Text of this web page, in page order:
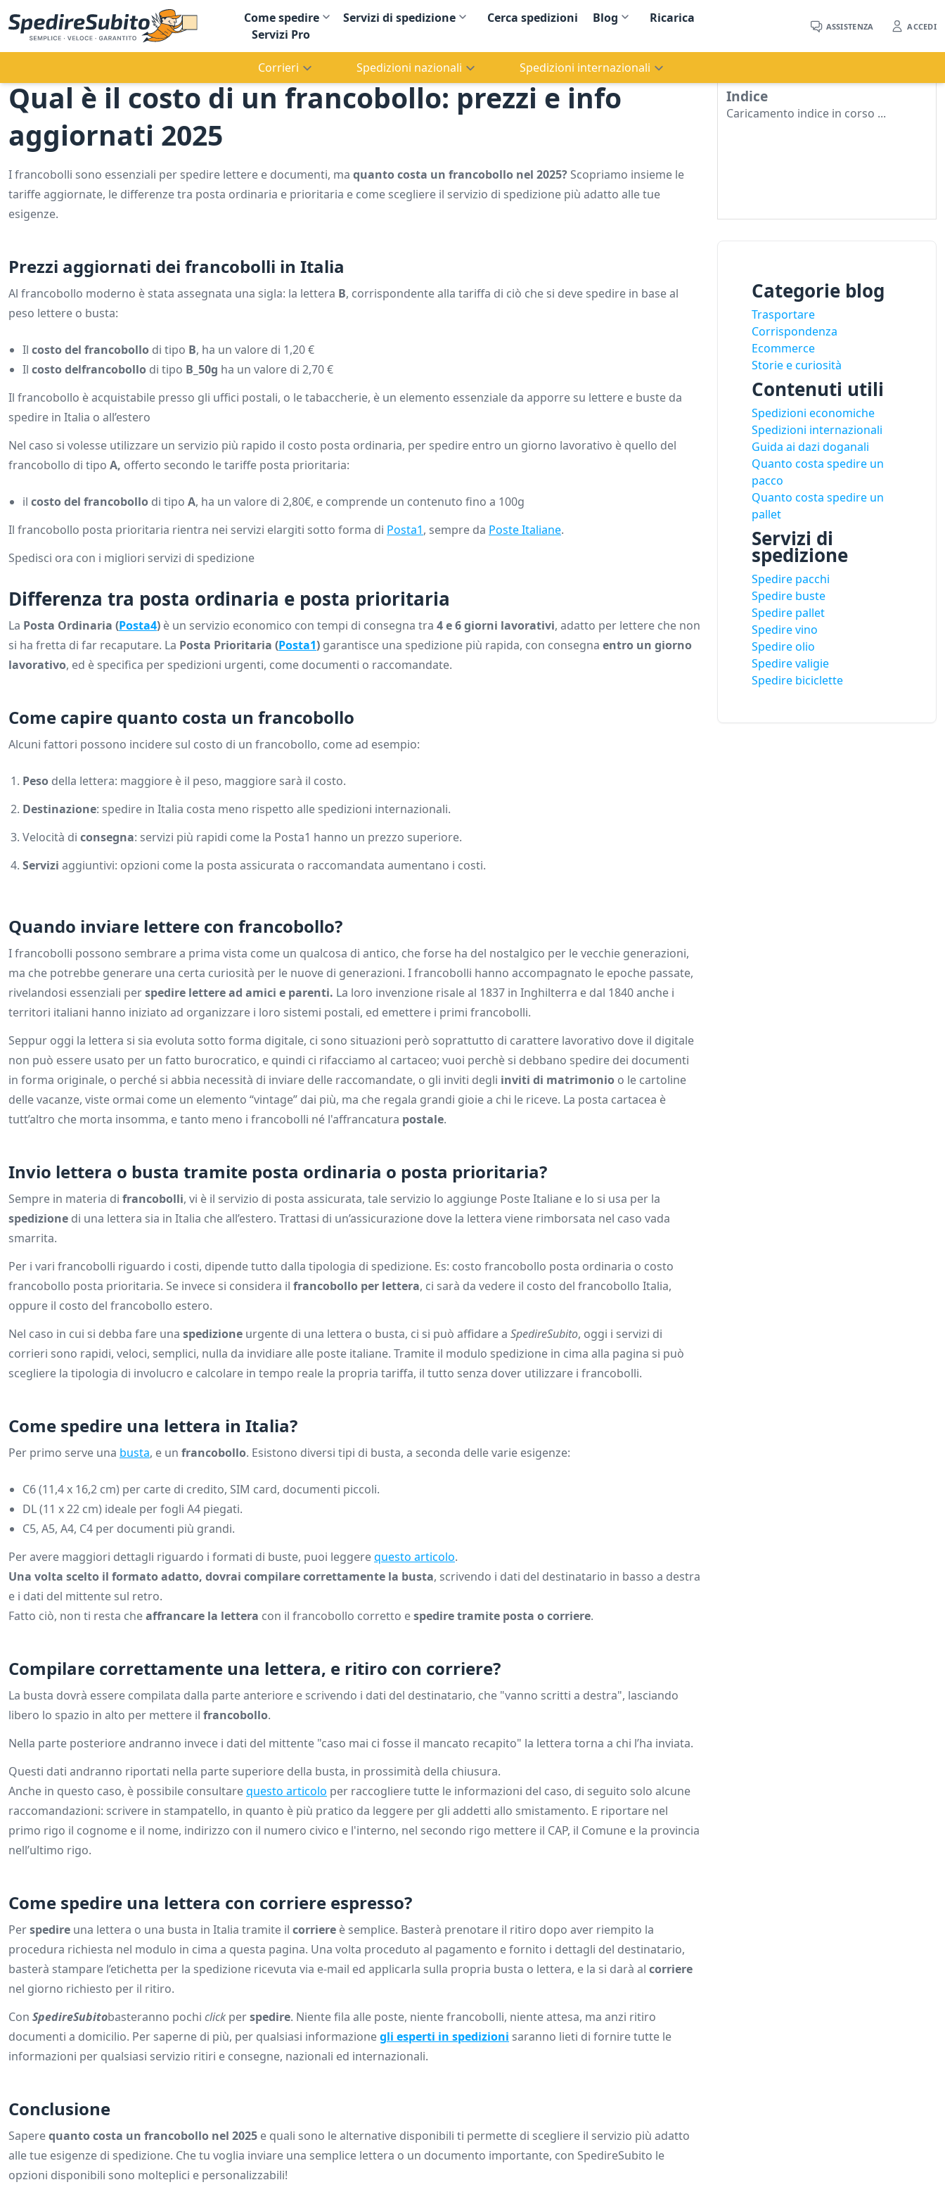
Come spedire Servizi di spedizione Cerca spedizioni Blog
Ricarica
Servizi Pro
ASSISTENZA ACCEDI
Corrieri Spedizioni nazionali Spedizioni internazionali
Qual è il costo di un francobollo: prezzi e info
aggiornati 2025
I francobolli sono essenziali per spedire lettere e documenti, ma quanto costa un francobollo nel 2025?Scopriamo insieme le
tariffe aggiornate, le differenze tra posta ordinaria e prioritaria e come scegliere il servizio di spedizione più adatto alle tue
esigenze.
Prezzi aggiornati dei francobolli in Italia
Al francobollo moderno è stata assegnata una sigla: la lettera B, corrispondente alla tariffa di ciò che si deve spedire in base al
peso lettere o busta:
Il costo del francobollo di tipo B, ha un valore di 1,20 €
Il costo delfrancobollo di tipo B_50g ha un valore di 2,70 €
Il francobollo è acquistabile presso gli uffici postali, o le tabaccherie, è un elemento essenziale da apporre su lettere e buste da
spedire in Italia o all’estero
Nel caso si volesse utilizzare un servizio più rapido il costo posta ordinaria, per spedire entro un giorno lavorativo è quello del
francobollo di tipo A, offerto secondo le tariffe posta prioritaria:
il costo del francobollo di tipo A, ha un valore di 2,80€, e comprende un contenuto fino a 100g
Il francobollo posta prioritaria rientra nei servizi elargiti sotto forma di Posta1, sempre da Poste Italiane.
Spedisci ora con i migliori servizi di spedizione
Differenza tra posta ordinaria e posta prioritaria
La Posta Ordinaria (Posta4) è un servizio economico con tempi di consegna tra 4 e 6 giorni lavorativi, adatto per lettere che non
si ha fretta di far recaputare. La Posta Prioritaria (Posta1) garantisce una spedizione più rapida, con consegna entro un giorno
lavorativo, ed è specifica per spedizioni urgenti, come documenti o raccomandate.
Come capire quanto costa un francobollo
Alcuni fattori possono incidere sul costo di un francobollo, come ad esempio:
Peso della lettera: maggiore è il peso, maggiore sarà il costo.
Destinazione: spedire in Italia costa meno rispetto alle spedizioni internazionali.
Velocità di consegna: servizi più rapidi come la Posta1 hanno un prezzo superiore.
Servizi aggiuntivi: opzioni come la posta assicurata o raccomandata aumentano i costi.
Quando inviare lettere con francobollo?
I francobolli possono sembrare a prima vista come un qualcosa di antico, che forse ha del nostalgico per le vecchie generazioni,
ma che potrebbe generare una certa curiosità per le nuove di generazioni. I francobolli hanno accompagnato le epoche passate,
rivelandosi essenziali perspedire lettere ad amici e parenti. La loro invenzione risale al 1837 in Inghilterra e dal 1840 anche i
territori italiani hanno iniziato ad organizzare i loro sistemi postali, ed emettere i primi francobolli.
Seppur oggi la lettera si sia evoluta sotto forma digitale, ci sono situazioni però soprattutto di carattere lavorativo dove il digitale
non può essere usato per un fatto burocratico, e quindi ci rifacciamo al cartaceo; vuoi perchè si debbano spedire dei documenti
in forma originale, o perché si abbia necessità di inviare delle raccomandate, o gli inviti degli inviti di matrimonio o le cartoline
delle vacanze, viste ormai come un elemento “vintage” dai più, ma che regala grandi gioie a chi le riceve. La posta cartacea è
tutt’altro che morta insomma, e tanto meno i francobolli né l'affrancatura postale.
Invio lettera o busta tramite posta ordinaria o posta prioritaria?
Sempre in materia di francobolli, vi è il servizio di posta assicurata, tale servizio lo aggiunge Poste Italiane e lo si usa per la
spedizione di una lettera sia in Italia che all’estero. Trattasi di un’assicurazione dove la lettera viene rimborsata nel caso vada
smarrita.
Per i vari francobolli riguardo i costi, dipende tutto dalla tipologia di spedizione. Es: costo francobollo posta ordinaria o costo
francobollo posta prioritaria. Se invece si considera il francobollo per lettera, ci sarà da vedere il costo del francobollo Italia,
oppure il costo del francobollo estero.
Nel caso in cui si debba fare una spedizione urgente di una lettera o busta, ci si può affidare a SpedireSubito, oggi i servizi di
corrieri sono rapidi, veloci, semplici, nulla da invidiare alle poste italiane. Tramite il modulo spedizione in cima alla pagina si può
scegliere la tipologia di involucro e calcolare in tempo reale la propria tariffa, il tutto senza dover utilizzare i francobolli.
Come spedire una lettera in Italia?
Per primo serve una busta, e un francobollo. Esistono diversi tipi di busta, a seconda delle varie esigenze:
C6 (11,4 x 16,2 cm) per carte di credito, SIM card, documenti piccoli.
DL (11 x 22 cm) ideale per fogli A4 piegati.
C5, A5, A4, C4 per documenti più grandi.
Per avere maggiori dettagli riguardo i formati di buste, puoi leggerequesto articolo.
Una volta scelto il formato adatto, dovrai compilare correttamente la busta, scrivendo i dati del destinatario in basso a destra
e i dati del mittente sul retro.
Fatto ciò, non ti resta cheaffrancare la lettera con il francobollo corretto espedire tramite posta o corriere.
Compilare correttamente una lettera, e ritiro con corriere?
La busta dovrà essere compilata dalla parte anteriore e scrivendo i dati del destinatario, che "vanno scritti a destra", lasciando
libero lo spazio in alto per mettere il francobollo.
Nella parte posteriore andranno invece i dati del mittente "caso mai ci fosse il mancato recapito" la lettera torna a chi l’ha inviata.
Questi dati andranno riportati nella parte superiore della busta, in prossimità della chiusura.
Anche in questo caso, è possibile consultarequesto articolo per raccogliere tutte le informazioni del caso, di seguito solo alcune
raccomandazioni: scrivere in stampatello, in quanto è più pratico da leggere per gli addetti allo smistamento. E riportare nel
primo rigo il cognome e il nome, indirizzo con il numero civico e l'interno, nel secondo rigo mettere il CAP, il Comune e la provincia
nell’ultimo rigo.
Come spedire una lettera con corriere espresso?
Perspedire una lettera o una busta in Italia tramite il corriere è semplice. Basterà prenotare il ritiro dopo aver riempito la
procedura richiesta nel modulo in cima a questa pagina. Una volta proceduto al pagamento e fornito i dettagli del destinatario,
basterà stampare l’etichetta per la spedizione ricevuta via e-mail ed applicarla sulla propria busta o lettera, e la si darà al corriere
nel giorno richiesto per il ritiro.
Con SpedireSubitobasteranno pochi click perspedire. Niente fila alle poste, niente francobolli, niente attesa, ma anzi ritiro
documenti a domicilio. Per saperne di più, per qualsiasi informazionegli esperti in spedizioni saranno lieti di fornire tutte le
informazioni per qualsiasi servizio ritiri e consegne, nazionali ed internazionali.
Conclusione
Saperequanto costa un francobollo nel 2025 e quali sono le alternative disponibili ti permette di scegliere il servizio più adatto
alle tue esigenze di spedizione. Che tu voglia inviare una semplice lettera o un documento importante, con SpedireSubito le
opzioni disponibili sono molteplici e personalizzabili!
Indice
Caricamento indice in corso ...
Categorie blog
Trasportare
Corrispondenza
Ecommerce
Storie e curiosità
Contenuti utili
Spedizioni economiche
Spedizioni internazionali
Guida ai dazi doganali
Quanto costa spedire un
pacco
Quanto costa spedire un
pallet
Servizi di
spedizione
Spedire pacchi
Spedire buste
Spedire pallet
Spedire vino
Spedire olio
Spedire valigie
Spedire biciclette